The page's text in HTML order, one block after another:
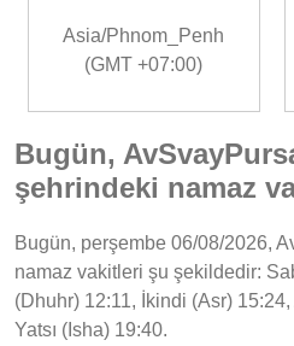
Asia/Phnom_Penh
(GMT +07:00)
Bugün,
şehrindeki namaz
Bugün, perşembe 06/08/2026,
namaz vakitleri şu şekildedir:
(Dhuhr) 12:11, İkindi (Asr)
Yatsı (Isha) 19:40.